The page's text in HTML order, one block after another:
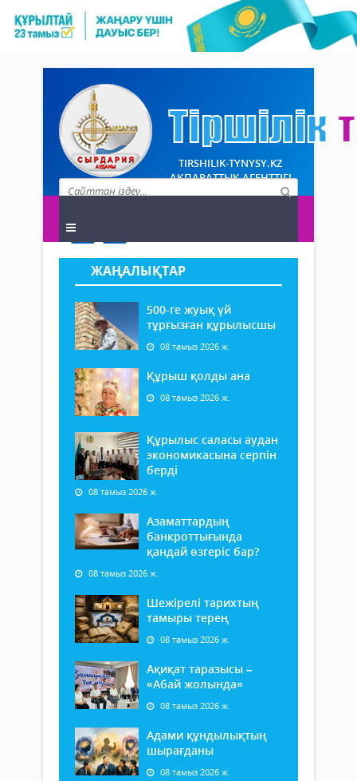
TIRSHILIK-TYNYSY.KZ
АҚПАРАТТЫҚ АГЕНТТІГІ
ЖАҢАЛЫҚТАР
500-ге жуық үй
тұрғызған құрылысшы
08 тамыз 2026 ж.
Құрыш қолды ана
08 тамыз 2026 ж.
Құрылыс саласы аудан
экономикасына серпін
берді
08 тамыз 2026 ж.
Азаматтардың
банкроттығында
қандай өзгеріс бар?
08 тамыз 2026 ж.
Шежірелі тарихтың
тамыры терең
08 тамыз 2026 ж.
Ақиқат таразысы –
«Абай жолында»
08 тамыз 2026 ж.
Адами құндылықтың
шырағданы
08 тамыз 2026 ж.